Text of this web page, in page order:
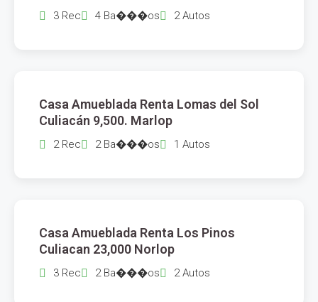
3 Rec 4 Ba���os 2 Autos
RENTA
Casa Amueblada Renta Lomas del Sol
Culiacán 9,500. Marlop
2 Rec 2 Ba���os 1 Autos
Casa Amueblada Renta Los Pinos
Culiacan 23,000 Norlop
3 Rec 2 Ba���os 2 Autos